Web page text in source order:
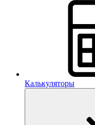
Калькуляторы